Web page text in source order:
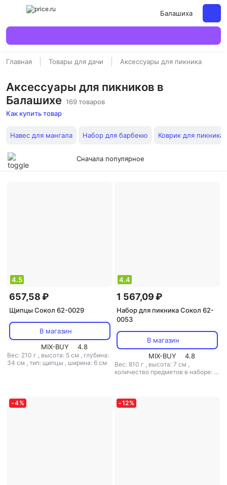
Балашиха
Главная Товары для дачи Аксессуары для пикника
Аксессуары для пикников в
Балашихе 169 товаров
Как купить товар
Навес для мангала Набор для барбекю Коврик для пикника
Сначала популярное
4.5
657,58 ₽
Щипцы Сокол 62-0029
В магазин
MIX-BUY
4.8
Вес: 210 г , высота: 5 см , глубина:
34 см , тип: щипцы , ширина: 6 см
4.4
1 567,09 ₽
Набор для пикника Сокол 62-
0053
В магазин
MIX-BUY
4.8
Вес: 810 г , высота: 7 см ,
количество предметов в наборе: 3
-4% -12%